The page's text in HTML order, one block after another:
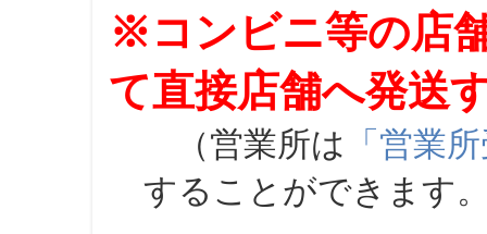
※コンビニ等の店
て直接店舗へ発送
（営業所は 「営業
することができます